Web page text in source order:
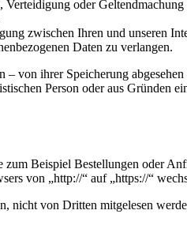
oder
zwischen Ihren und unseren
Daten zu verlangen.
– von ihrer Speicherung
Person oder aus Gründen
Beispiel Bestellungen oder
von „http://“ auf „https://“
nicht von Dritten mitgelesen